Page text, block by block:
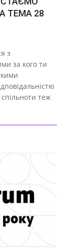
ТЕМА 28
з
за кого ти
теж